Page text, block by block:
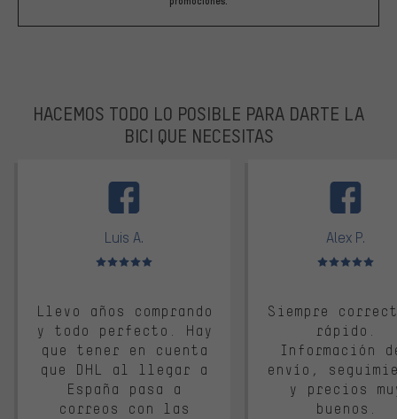
HACEMOS TODO LO POSIBLE PARA DARTE LA
BICI QUE NECESITAS
Luis A.
Valoración media: 5 de 5
Llevo años comprando
y todo perfecto. Hay
que tener en cuenta
que DHL al llegar a
España pasa a
correos con las
Alex P.
Valoración
Siempre
rápido.
Información
envío,
y precios
buenos.